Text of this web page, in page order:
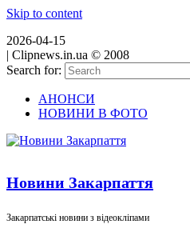
Skip to content
2026-04-15
| Clipnews.in.ua © 2008
Search for:
АНОНСИ
НОВИНИ В ФОТО
Новини Закарпаття
Закарпатські новини з відеокліпами